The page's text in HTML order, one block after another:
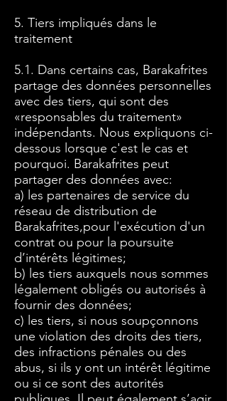
5. Tiers impliqués dans le
traitement
5.1. Dans certains cas, Barakafrites
partage des données personnelles
avec des tiers, qui sont des
«responsables du traitement»
indépendants. Nous expliquons ci-
dessous lorsque c'est le cas et
pourquoi. Barakafrites peut
partager des données avec:
a) les partenaires de service du
réseau de distribution de
Barakafrites,pour l'exécution d'un
contrat ou pour la poursuite
d’intérêts légitimes;
b) les tiers auxquels nous sommes
légalement obligés ou autorisés à
fournir des données;
c) les tiers, si nous soupçonnons
une violation des droits des tiers,
des infractions pénales ou des
abus, si ils y ont un intérêt légitime
ou si ce sont des autorités